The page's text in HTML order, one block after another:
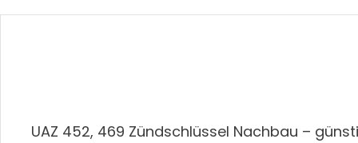
UAZ 452, 469 Zündschlüssel Nachbau –